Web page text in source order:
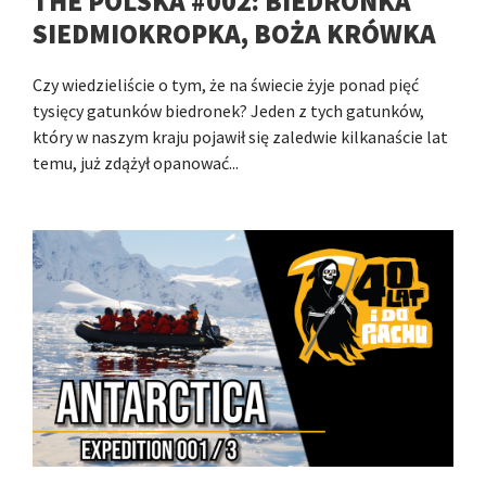
SIEDMIOKROPKA, BOŻA KRÓWKA
Czy wiedzieliście o tym, że na świecie żyje ponad pięć
tysięcy gatunków biedronek? Jeden z tych gatunków,
który w naszym kraju pojawił się zaledwie kilkanaście lat
temu, już zdążył opanować...